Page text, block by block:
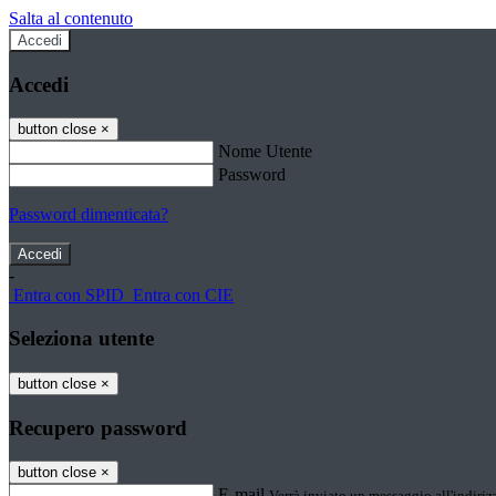
Salta al contenuto
Accedi
Accedi
button close ×
Nome Utente
Password
Password dimenticata?
-
Entra con SPID Entra con CIE
Seleziona utente
button close ×
Recupero password
button close ×